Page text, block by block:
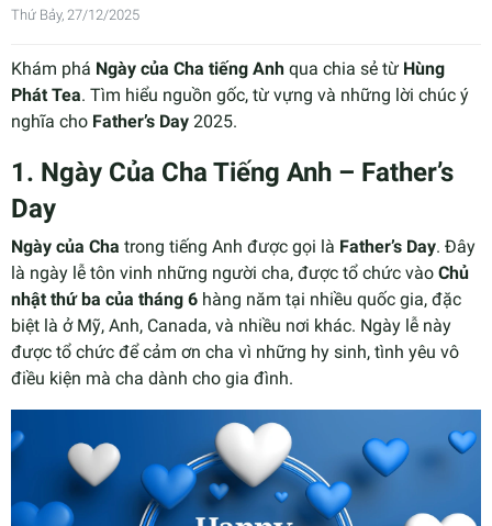
Thứ Bảy, 27/12/2025
Khám phá Ngày của Cha tiếng Anh qua chia sẻ từ Hùng
Phát Tea. Tìm hiểu nguồn gốc, từ vựng và những lời chúc ý
nghĩa cho Father’s Day 2025.
1. Ngày Của Cha Tiếng Anh – Father’s
Day
Ngày của Cha trong tiếng Anh được gọi là Father’s Day. Đây
là ngày lễ tôn vinh những người cha, được tổ chức vào Chủ
nhật thứ ba của tháng 6 hàng năm tại nhiều quốc gia, đặc
biệt là ở Mỹ, Anh, Canada, và nhiều nơi khác. Ngày lễ này
được tổ chức để cảm ơn cha vì những hy sinh, tình yêu vô
điều kiện mà cha dành cho gia đình.